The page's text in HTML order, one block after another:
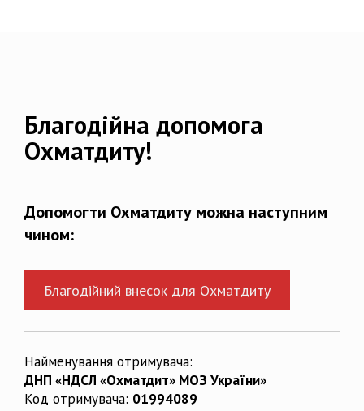
Благодійна допомога
Охматдиту!
Допомогти Охматдиту можна наступним
чином:
Благодійний внесок для Охматдиту
Найменування отримувача:
ДНП «НДСЛ «Охматдит» МОЗ України»
Код отримувача: 01994089